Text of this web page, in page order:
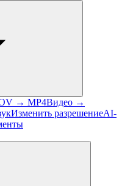
→ MP4Видео →
Изменить разрешениеAI-